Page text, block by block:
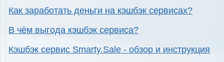
Как заработать деньги на кэшбэк сервисах?
В чём выгода кэшбэк сервиса?
Кэшбэк сервис Smarty.Sale - обзор и инструкция